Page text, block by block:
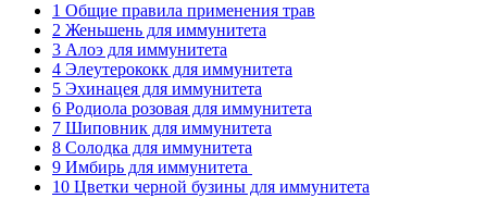
1 Общие правила применения трав
2 Женьшень для иммунитета
3 Алоэ для иммунитета
4 Элеутерококк для иммунитета
5 Эхинацея для иммунитета
6 Родиола розовая для иммунитета
7 Шиповник для иммунитета
8 Солодка для иммунитета
9 Имбирь для иммунитета
10 Цветки черной бузины для иммунитета